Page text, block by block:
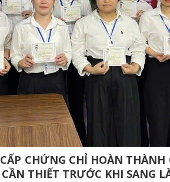
CHỨNG CHỈ HOÀN
THIẾT TRƯỚC KHI SANG